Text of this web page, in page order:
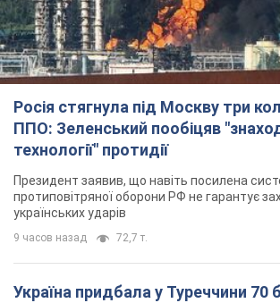
Росія стягнула під Москву три
ППО: Зеленський пообіцяв
технології" протидії
Президент заявив, що навіть посилена
протиповітряної оборони РФ не гарантує
українських ударів
9 часов назад 72,7 т.
Україна придбала у Туреччини 70